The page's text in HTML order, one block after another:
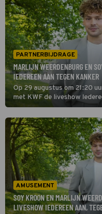
PARTNERBIJDRAGE
MARLIJN WEERDENBURG EN
IEDEREEN AAN TEGEN KANKER
Op 29 augustus om 21:20
met KWF de liveshow
AMUSEMENT
SOY KROON EN MARLIJN
LIVESHOW IEDEREEN AAN,